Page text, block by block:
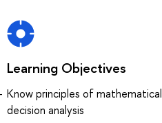
Learning Objectives
Know principles of
decision analysis